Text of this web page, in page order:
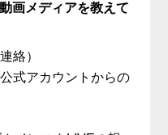
画メディアを教えて
絡）
式アカウントからの